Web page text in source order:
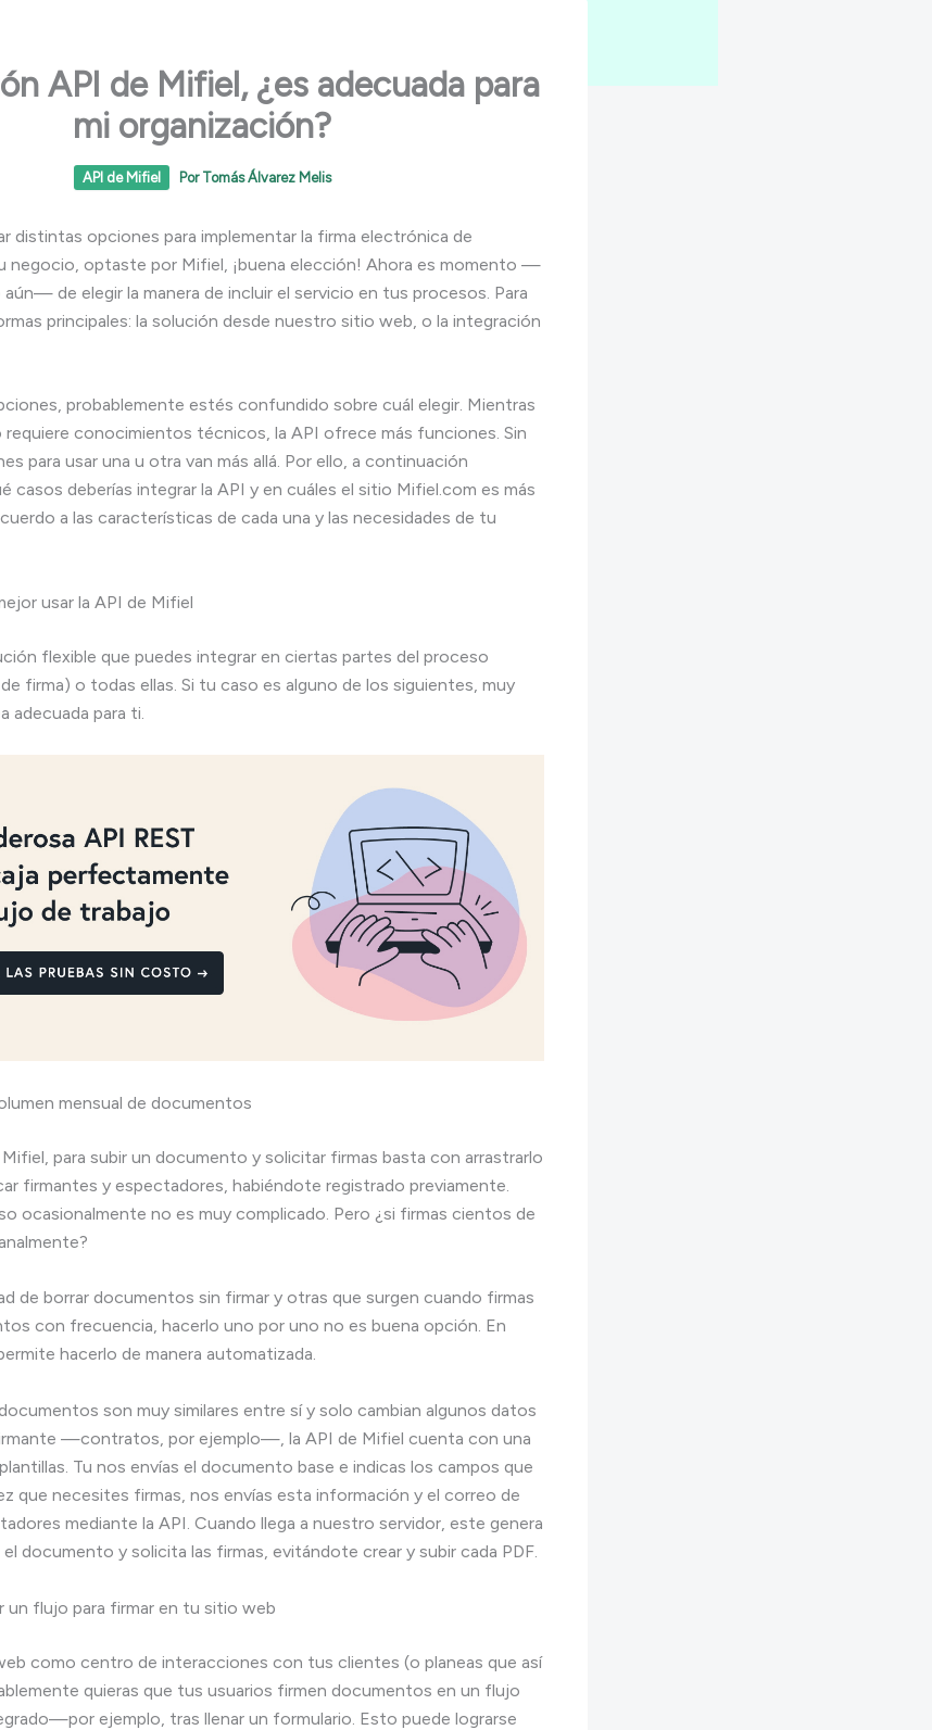
API de Mifiel, ¿es adecuada para
mi organización?
API de Mifiel Por Tomás Álvarez Melis
distintas opciones para implementar la firma electrónica de
negocio, optaste por Mifiel, ¡buena elección! Ahora es momento —
de elegir la manera de incluir el servicio en tus procesos. Para
principales: la solución desde nuestro sitio web, o la integración
probablemente estés confundido sobre cuál elegir. Mientras
requiere conocimientos técnicos, la API ofrece más funciones. Sin
para usar una u otra van más allá. Por ello, a continuación
casos deberías integrar la API y en cuáles el sitio Mifiel.com es más
a las características de cada una y las necesidades de tu
usar la API de Mifiel
flexible que puedes integrar en ciertas partes del proceso
firma) o todas ellas. Si tu caso es alguno de los siguientes, muy
adecuada para ti.
mensual de documentos
para subir un documento y solicitar firmas basta con arrastrarlo
firmantes y espectadores, habiéndote registrado previamente.
ocasionalmente no es muy complicado. Pero ¿si firmas cientos de
de borrar documentos sin firmar y otras que surgen cuando firmas
con frecuencia, hacerlo uno por uno no es buena opción. En
hacerlo de manera automatizada.
son muy similares entre sí y solo cambian algunos datos
—contratos, por ejemplo—, la API de Mifiel cuenta con una
Tu nos envías el documento base e indicas los campos que
que necesites firmas, nos envías esta información y el correo de
mediante la API. Cuando llega a nuestro servidor, este genera
documento y solicita las firmas, evitándote crear y subir cada PDF.
un flujo para firmar en tu sitio web
como centro de interacciones con tus clientes (o planeas que así
quieras que tus usuarios firmen documentos en un flujo
ejemplo, tras llenar un formulario. Esto puede lograrse